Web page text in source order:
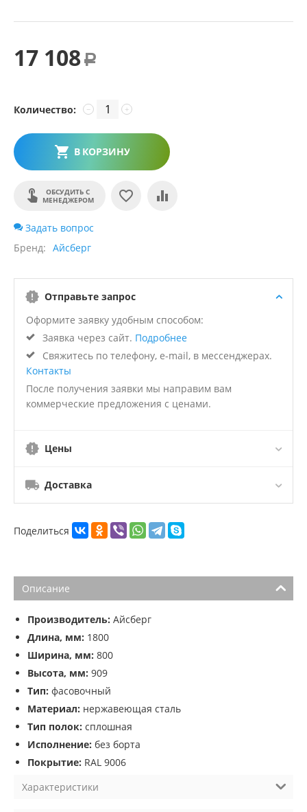
17 108 Р
Количество: +
−
В КОРЗИНУ
ОБСУДИТЬ С
МЕНЕДЖЕРОМ
Задать вопрос
Бренд
Айсберг
Отправьте запрос
Оформите заявку удобным способом:
Заявка через сайт. Подробнее
Свяжитесь по телефону, e-mail, в мессенджерах.
Контакты
После получения заявки мы направим вам
коммерческие предложения с ценами.
Цены
Доставка
Поделиться
Описание
Производитель: Айсберг
Длина, мм: 1800
Ширина, мм: 800
Высота, мм: 909
Тип: фасовочный
Материал: нержавеющая сталь
Тип полок: сплошная
Исполнение: без борта
Покрытие: RAL 9006
Характеристики